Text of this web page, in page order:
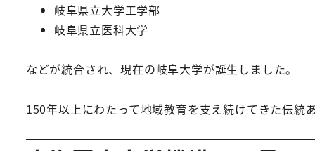
岐阜県立大学工学部
岐阜県立医科大学
などが統合され、現在の岐阜大学が誕生しました。
150年以上にわたって地域教育を支え続けてきた伝統